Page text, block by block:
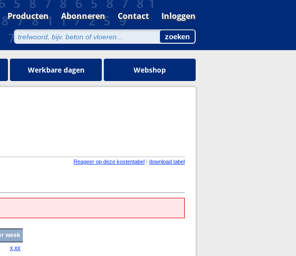
Producten Abonneren Contact Inloggen
Werkbare dagen Webshop
Reageer op deze kostentabel | download tabel
week
x,xx